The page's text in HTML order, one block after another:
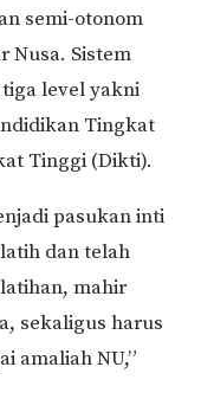
semi-otonom
Nusa. Sistem
level yakni
Tingkat
Tinggi (Dikti).
pasukan inti
dan telah
mahir
sekaligus harus
amaliah NU,”